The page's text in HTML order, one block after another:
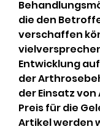
die den
verschaffen
Entwicklung
der
der Einsatz
Preis für die
Artikel werden